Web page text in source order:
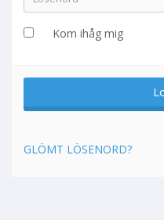
Kom ihåg mig
GLÖMT LÖSENORD?